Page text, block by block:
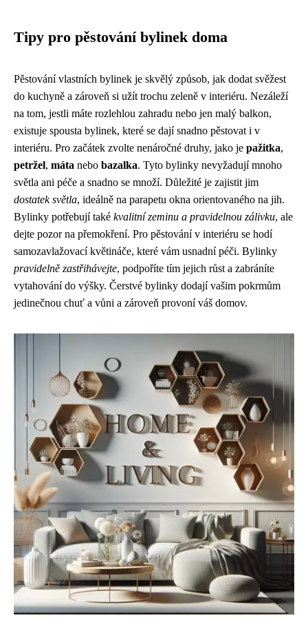
Tipy pro pěstování bylinek doma
Pěstování vlastních bylinek je skvělý způsob, jak dodat svěžest
do kuchyně a zároveň si užít trochu zeleně v interiéru. Nezáleží
na tom, jestli máte rozlehlou zahradu nebo jen malý balkon,
existuje spousta bylinek, které se dají snadno pěstovat i v
interiéru. Pro začátek zvolte nenáročné druhy, jako je pažitka,
petržel, máta nebo bazalka. Tyto bylinky nevyžadují mnoho
světla ani péče a snadno se množí. Důležité je zajistit jim
dostatek světla, ideálně na parapetu okna orientovaného na jih.
Bylinky potřebují také kvalitní zeminu a pravidelnou zálivku, ale
dejte pozor na přemokření. Pro pěstování v interiéru se hodí
samozavlažovací květináče, které vám usnadní péči. Bylinky
pravidelně zastřihávejte, podpoříte tím jejich růst a zabráníte
vytahování do výšky. Čerstvé bylinky dodají vašim pokrmům
jedinečnou chuť a vůni a zároveň provoní váš domov.